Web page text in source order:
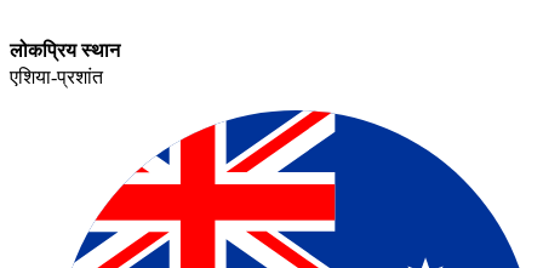
लोकप्रिय स्थान​​
एशिया-प्रशांत​​